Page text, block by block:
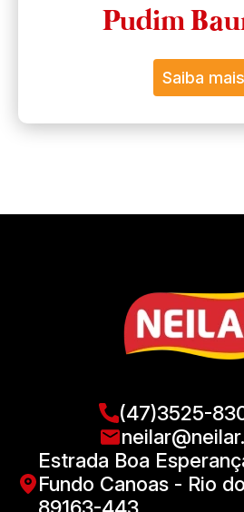
Pudim
Saiba mais
(47)3525-
Estrada Boa
Fundo Canoas - Rio